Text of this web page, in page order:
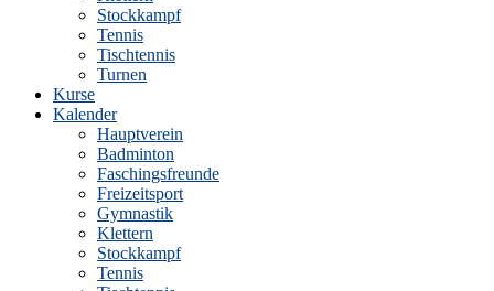
Stockkampf
Tennis
Tischtennis
Turnen
Kurse
Kalender
Hauptverein
Badminton
Faschingsfreunde
Freizeitsport
Gymnastik
Klettern
Stockkampf
Tennis